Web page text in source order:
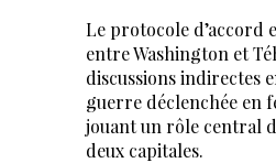
Le protocole d’accord
entre Washington et
discussions indirectes
guerre déclenchée en
jouant un rôle central
deux capitales.